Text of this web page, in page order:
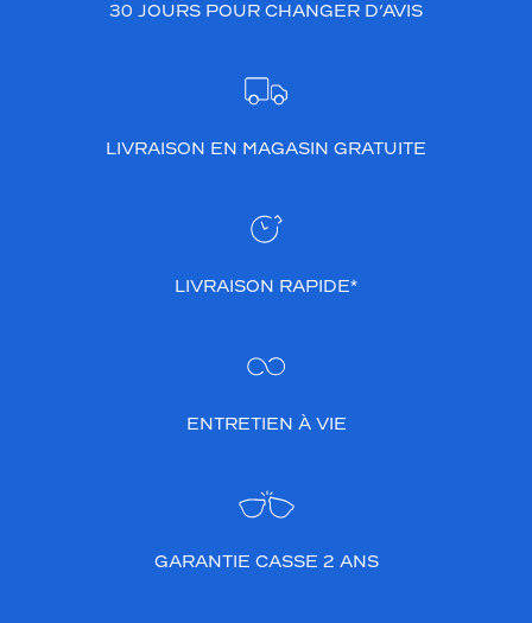
30 JOURS POUR CHANGER D’AVIS
LIVRAISON EN MAGASIN GRATUITE
LIVRAISON RAPIDE*
ENTRETIEN À VIE
GARANTIE CASSE 2 ANS